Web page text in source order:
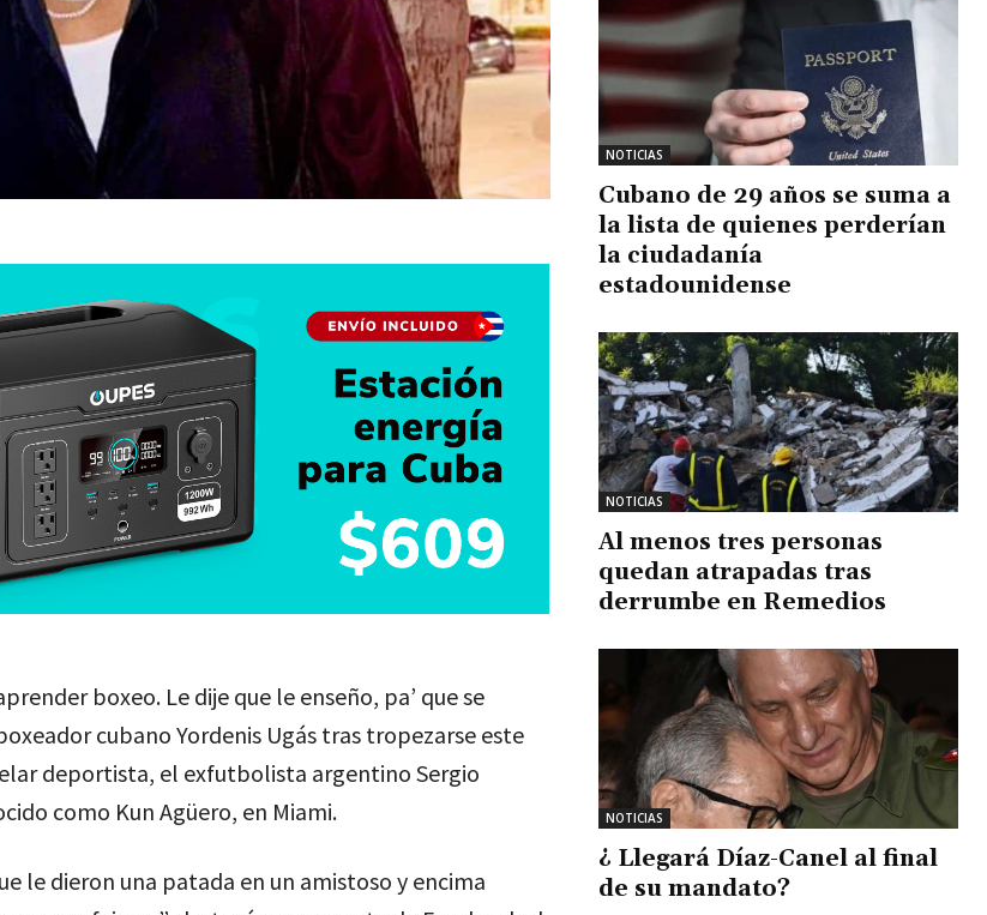
boxeo. Le dije que le enseño, pa’ que se
cubano Yordenis Ugás tras tropezarse este
deportista, el exfutbolista argentino Sergio
como Kun Agüero, en Miami.
le dieron una patada en un amistoso y encima
NOTICIAS
Cubano de 29 años se suma a
la lista de quienes perderían
la ciudadanía
estadounidense
NOTICIAS
Al menos tres personas
quedan atrapadas tras
derrumbe en Remedios
NOTICIAS
¿ Llegará Díaz-Canel al final
de su mandato?